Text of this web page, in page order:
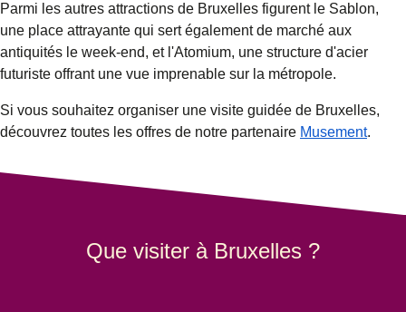
Parmi les autres attractions de Bruxelles figurent le Sablon,
une place attrayante qui sert également de marché aux
antiquités le week-end, et l'Atomium, une structure d'acier
futuriste offrant une vue imprenable sur la métropole.
Si vous souhaitez organiser une visite guidée de Bruxelles,
découvrez toutes les offres de notre partenaire Musement(.
Que visiter à Bruxelles ?